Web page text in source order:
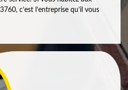
c’est l’entreprise qu’il vous